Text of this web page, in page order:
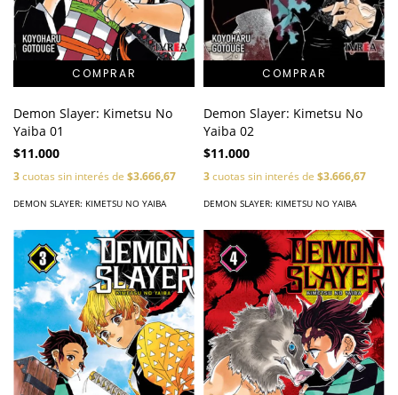
Demon Slayer: Kimetsu No
Yaiba 01
$11.000
3cuotas sin interés de $3.666,67
DEMON SLAYER: KIMETSU NO YAIBA
Demon Slayer: Kimetsu No
Yaiba 02
$11.000
3cuotas sin interés de $3.666,67
DEMON SLAYER: KIMETSU NO YAIBA